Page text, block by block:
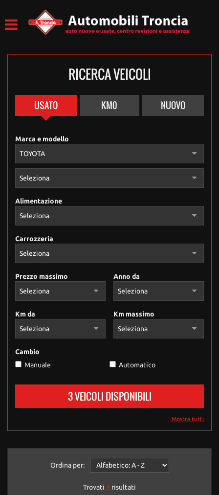
RICERCA VEICOLI
USATO KM0 NUOVO
Marca e modello
Alimentazione
Carrozzeria
Prezzo massimo Anno da
Km da Km massimo
Cambio
Manuale
Automatico
3 VEICOLI DISPONIBILI
Mostra tutti
Ordina per:
Trovati 3 risultati